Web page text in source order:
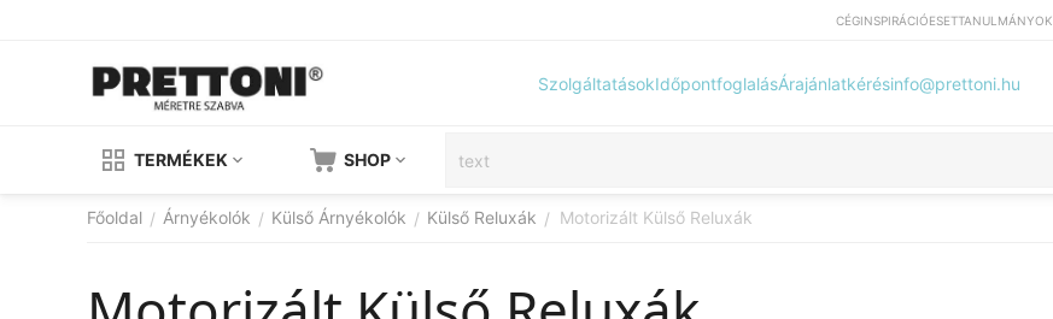
CÉGINSPIRÁCIÓESETTANULMÁNYOK
SzolgáltatásokIdőpontfoglalásÁrajánlatkérésinfo@prettoni.hu
TERMÉKEK SHOP
Főoldal / Árnyékolók / Külső Árnyékolók / Külső Reluxák / Motorizált Külső Reluxák